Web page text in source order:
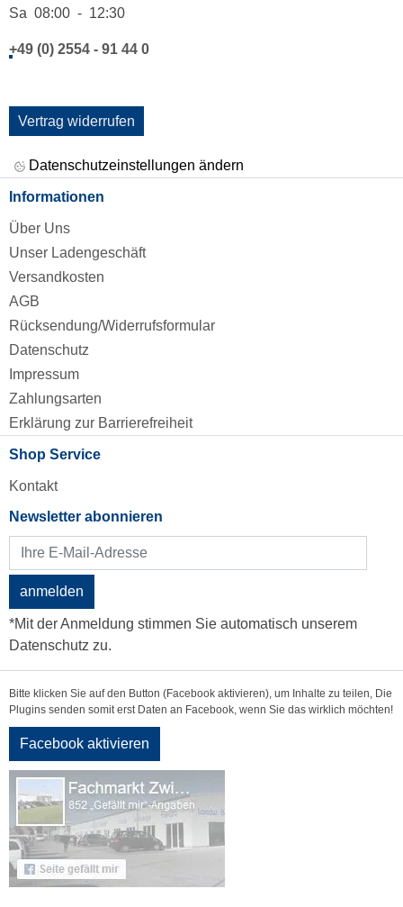
Sa 08:00 - 12:30
+49 (0) 2554 - 91 44 0
Vertrag widerrufen
Datenschutzeinstellungen ändern
Informationen
Über Uns
Unser Ladengeschäft
Versandkosten
AGB
Rücksendung/Widerrufsformular
Datenschutz
Impressum
Zahlungsarten
Erklärung zur Barrierefreiheit
Shop Service
Kontakt
Newsletter abonnieren
anmelden
*Mit der Anmeldung stimmen Sie automatisch unserem
Datenschutz zu.
Bitte klicken Sie auf den Button (Facebook aktivieren), um Inhalte zu teilen, Die
Plugins senden somit erst Daten an Facebook, wenn Sie das wirklich möchten!
Facebook aktivieren